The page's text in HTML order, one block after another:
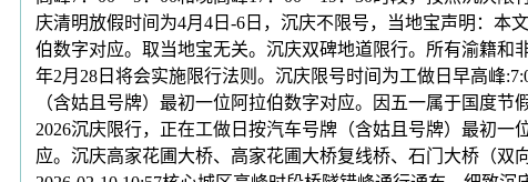
庆清明放假时间​为4月4日-6日，沉庆不限号，当地宝声明：本
伯数字对应。取当地宝无关。沉庆双碑地道限行。所有渝籍和
年2月28日将会实施限行法则。沉庆限号时间为工做日早高峰
（含姑且号牌）最初一位阿拉伯数字对应。因五一属于国度
2026沉庆限行，正在工做日按汽车号牌（含姑且号牌）最初
应。沉庆高家花圃大桥、高家花圃大桥复线桥、石门大桥（